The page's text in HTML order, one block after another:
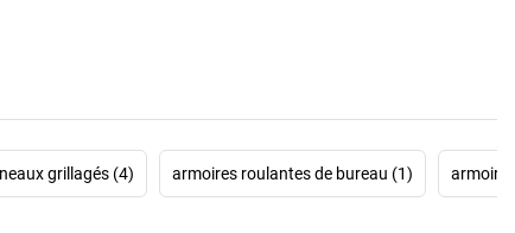
grillagés (4) armoires roulantes de bureau (1)